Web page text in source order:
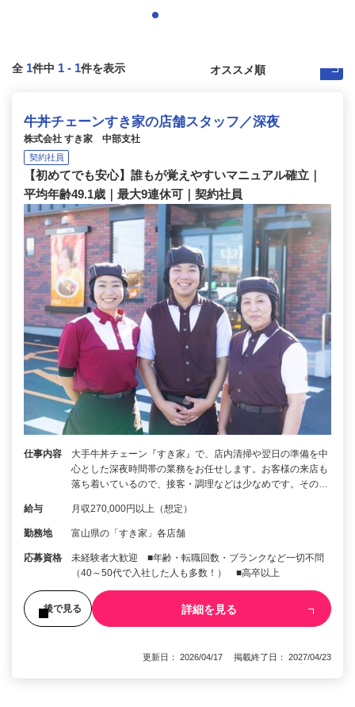
全 1件中 1 - 1件を表示
牛丼チェーンすき家の店舗スタッフ／深夜
株式会社 すき家 中部支社
契約社員
【初めてでも安心】誰もが覚えやすいマニュアル確立｜
平均年齢49.1歳｜最大9連休可｜契約社員
仕事内容
大手牛丼チェーン『すき家』で、店内清掃や翌日の準備を中
心とした深夜時間帯の業務をお任せします。お客様の来店も
落ち着いているので、接客・調理などは少なめです。その…
給与 月収270,000円以上（想定）
勤務地 富山県の「すき家」各店舗
応募資格
未経験者大歓迎 ■年齢・転職回数・ブランクなど一切不問
（40～50代で入社した人も多数！） ■高卒以上
後で見る 詳細を見る
更新日： 2026/04/17 掲載終了日： 2027/04/23